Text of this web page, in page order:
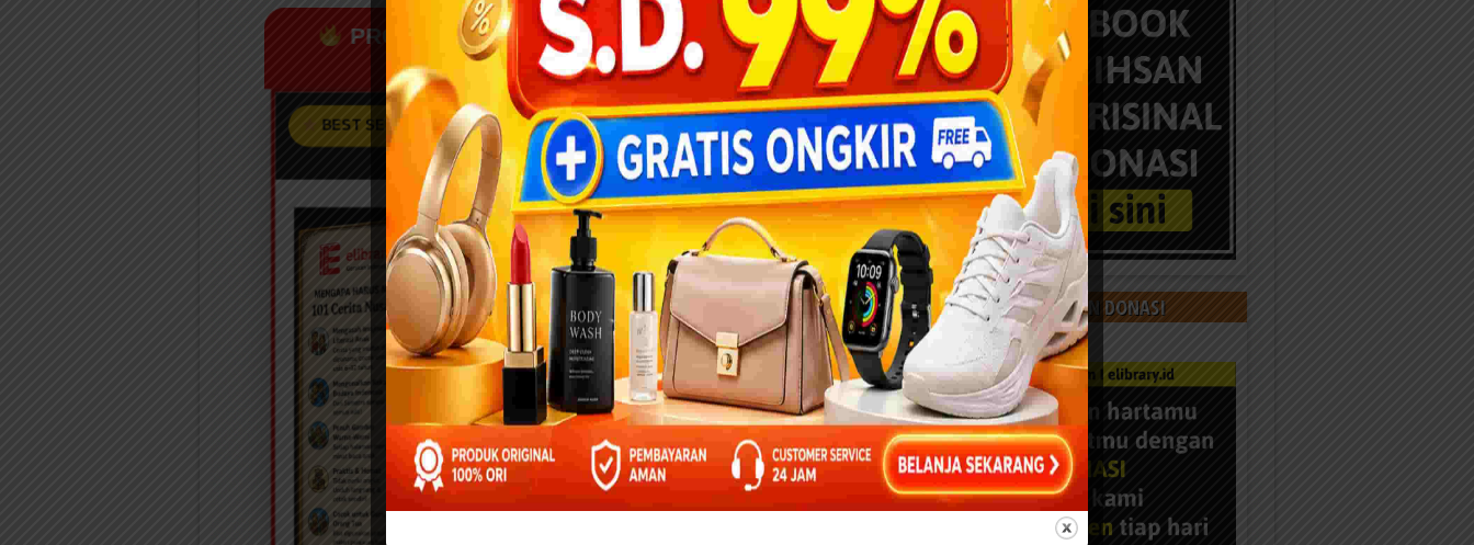
PROMO SPESIAL EBOOK BEST SELLER
NUSANTARA
BEST SELLER Stok Promo Terbatas
Promo Berakhir Dalam:
06:23:45
BANTU KAMI DENGAN DONASI